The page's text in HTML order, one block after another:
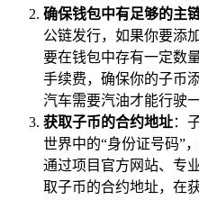
确保钱包中有足够的主
公链发行，如果你要添
要在钱包中存有一定数
手续费，确保你的子币
汽车需要汽油才能行驶一
获取子币的合约地址：
世界中的“身份证号码”
通过项目官方网站、专
取子币的合约地址，在